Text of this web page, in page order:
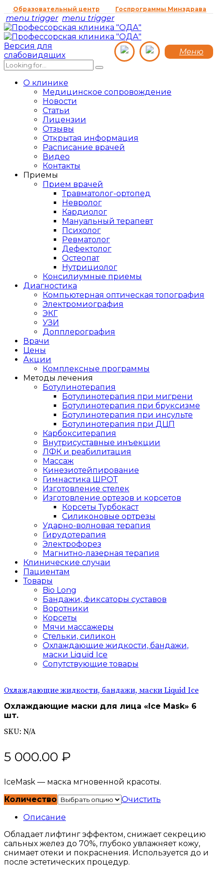
Образовательный центр Госпрограммы Минздрава
menu trigger menu trigger
Меню
Версия для
слабовидящих
О клинике
Медицинское сопровождение
Новости
Статьи
Лицензии
Отзывы
Открытая информация
Расписание врачей
Видео
Контакты
Приемы
Прием врачей
Травматолог-ортопед
Невролог
Кардиолог
Мануальный терапевт
Психолог
Ревматолог
Дефектолог
Остеопат
Нутрициолог
Консилиумные приемы
Диагностика
Компьютерная оптическая топография
Электромиография
ЭКГ
УЗИ
Допплерография
Врачи
Цены
Акции
Комплексные программы
Методы лечения
Ботулинотерапия
Ботулинотерапия при мигрени
Ботулинотерапия при бруксизме
Ботулинотерапия при инсульте
Ботулинотерапия при ДЦП
Карбокситерапия
Внутрисуставные инъекции
ЛФК и реабилитация
Массаж
Кинезиотейпирование
Гимнастика ШРОТ
Изготовление стелек
Изготовление ортезов и корсетов
Корсеты Турбокаст
Силиконовые ортрезы
Ударно-волновая терапия
Гирудотерапия
Электрофорез
Магнитно-лазерная терапия
Клинические случаи
Пациентам
Товары
Bio Long
Бандажи, фиксаторы суставов
Воротники
Корсеты
Мячи массажеры
Стельки, силикон
Охлаждающие жидкости, бандажи,
маски Liquid Ice
Сопутствующие товары
Охлаждающие жидкости, бандажи, маски Liquid Ice
Охлаждающие маски для лица «Ice Mask» 6
шт.
SKU: N/A
5 000.00 ₽
IceMask — маска мгновенной красоты.
Количество
Очистить
Описание
Обладает лифтинг эффектом, снижает секрецию
сальных желез до 70%, глубоко увлажняет кожу,
снимает отеки и покраснения. Используется до и
после эстетических процедур.